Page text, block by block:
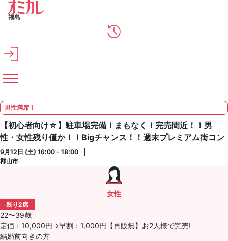
メインコンテンツへスキップ
福島
男性満席！
【初心者向け☆】駐車場完備！まもなく！完売間近！！男
性・女性残り僅か！！Bigチャンス！！週末プレミアム街コン
9月12日 (土) 16:00 - 18:00
郡山市
女性
残り2席
22〜39歳
定価：10,000円→早割：1,000円【再販無】お2人様で完売!
結婚前向きの方